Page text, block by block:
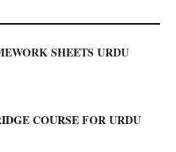
SHEETS URDU
COURSE FOR URDU